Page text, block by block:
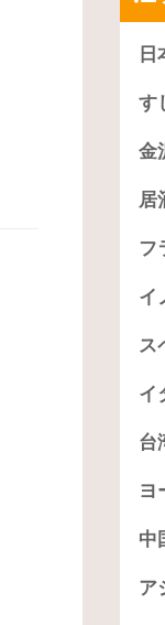
日
す
金
居
フ
イ
ス
イ
台
ヨ
中
ア